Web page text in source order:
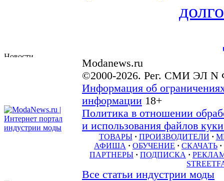
Modanews.ru
©2000-2026. Рег. СМИ ЭЛ N
Информация об
информации 18+
Политика в отношении
и использования файлов
ТОВАРЫ · ПРОИЗВОДИТЕЛИ ·
АФИША · ОБУЧЕНИЕ · СКАЧАТЬ ·
ПАРТНЕРЫ · ПОДПИСКА ·
Все статьи индустрии моды